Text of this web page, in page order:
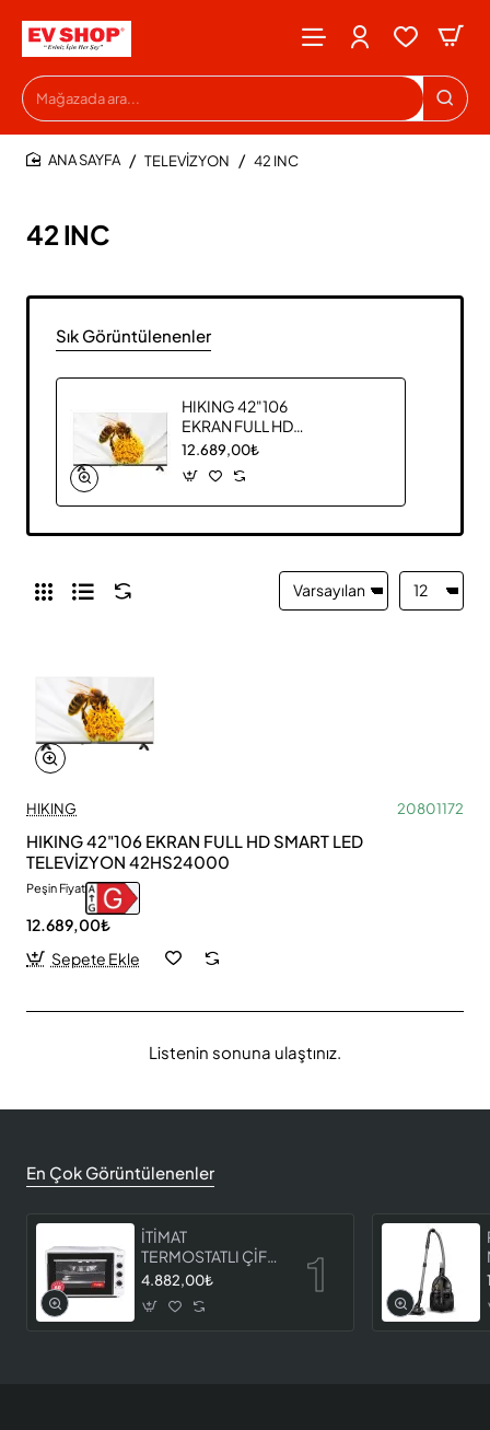
Mağazada
ara...
42 INC
TELEVİZYON 42 INC
Sık Görüntülenenler
HIKING 42"106
EKRAN FULL HD
SMART LED
TELEVİZYON
42HS24000
12.689,00₺
HIKING 20801172
HIKING 42"106 EKRAN FULL HD SMART LED
TELEVİZYON 42HS24000
Peşin Fiyat
12.689,00₺
Sepete Ekle
Listenin sonuna ulaştınız.
En Çok Görüntülenenler
İTİMAT
TERMOSTATLI ÇİFT
CAMLI FIRIN 8060
4.882,00₺